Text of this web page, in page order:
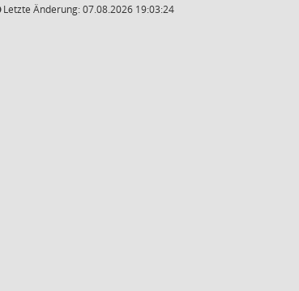
Letzte Änderung: 07.08.2026 19:03:24